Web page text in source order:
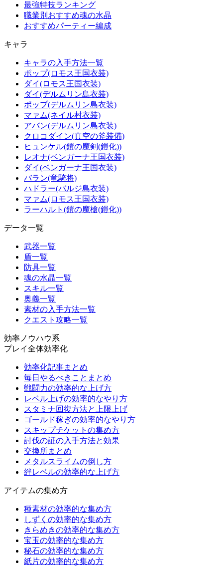
最強特技ランキング
職業別おすすめ魂の水晶
おすすめパーティー編成
キャラ
キャラの入手方法一覧
ポップ(ロモス王国衣装)
ダイ(ロモス王国衣装)
ダイ(デルムリン島衣装)
ポップ(デルムリン島衣装)
マァム(ネイル村衣装)
アバン(デルムリン島衣装)
クロコダイン(真空の斧装備)
ヒュンケル(鎧の魔剣(鎧化))
レオナ(ベンガーナ王国衣装)
ダイ(ベンガーナ王国衣装)
バラン(竜騎将)
ハドラー(バルジ島衣装)
マァム(ロモス王国衣装)
ラーハルト(鎧の魔槍(鎧化))
データ一覧
武器一覧
盾一覧
防具一覧
魂の水晶一覧
スキル一覧
奥義一覧
素材の入手方法一覧
クエスト攻略一覧
効率ノウハウ系
プレイ全体効率化
効率化記事まとめ
毎日やるべきことまとめ
戦闘力の効率的な上げ方
レベル上げの効率的なやり方
スタミナ回復方法と上限上げ
ゴールド稼ぎの効率的なやり方
スキップチケットの集め方
討伐の証の入手方法と効果
交換所まとめ
メタルスライムの倒し方
絆レベルの効率的な上げ方
アイテムの集め方
種素材の効率的な集め方
しずくの効率的な集め方
きらめきの効率的な集め方
宝玉の効率的な集め方
秘石の効率的な集め方
紙片の効率的な集め方